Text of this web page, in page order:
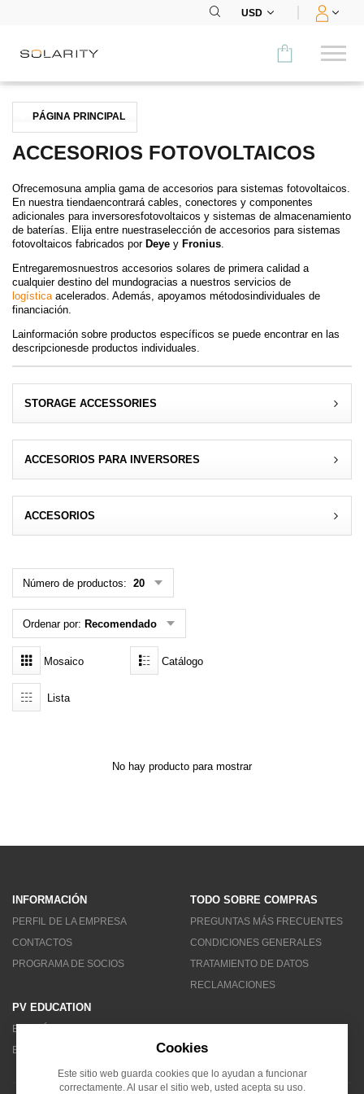
USD
Comparar
CATEGORÍA
Inversores
Accesorios
CONTACTOS
MENÚ DE USUARIO
Registro
Iniciar sesión
Olvidé mi contraseña
PÁGINA PRINCIPAL
ACCESORIOS FOTOVOLTAICOS
Ofrecemosuna amplia gama de accesorios para sistemas fotovoltaicos.
En nuestra tiendaencontrará cables, conectores y componentes
adicionales para inversoresfotovoltaicos y sistemas de almacenamiento
de baterías. Elija entre nuestraselección de accesorios para sistemas
fotovoltaicos fabricados por Deye y Fronius.
Entregaremosnuestros accesorios solares de primera calidad a
cualquier destino del mundogracias a nuestros servicios de
logística acelerados. Además, apoyamos métodosindividuales de
financiación.
Lainformación sobre productos específicos se puede encontrar en las
descripcionesde productos individuales.
STORAGE ACCESSORIES
ACCESORIOS PARA INVERSORES
ACCESORIOS
Número de productos: 20
Ordenar por: Recomendado
Mosaico Catálogo
Lista
No hay producto para mostrar
INFORMACIÓN
PERFIL DE LA EMPRESA
CONTACTOS
PROGRAMA DE SOCIOS
TODO SOBRE COMPRAS
PREGUNTAS MÁS FRECUENTES
CONDICIONES GENERALES
TRATAMIENTO DE DATOS
RECLAMACIONES
PV EDUCATION
BOLETÍN DE NOTICIAS
BLOG
Cookies
Este sitio web guarda cookies que lo ayudan a funcionar
correctamente. Al usar el sitio web, usted acepta su uso.